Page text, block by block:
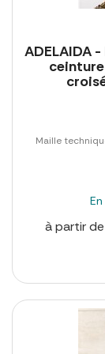
ADELAIDA
Maille
à partir de